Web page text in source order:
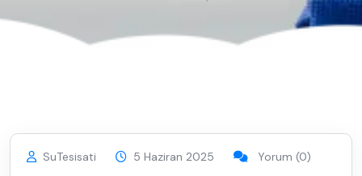
SuTesisati 5 Haziran 2025 Yorum (0)